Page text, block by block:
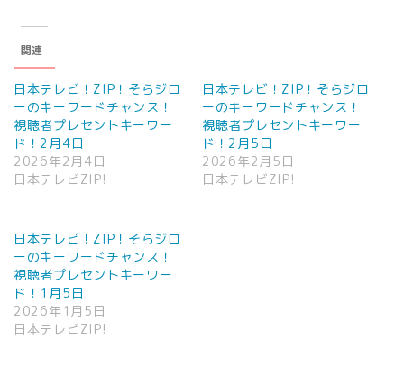
関連
日本テレビ！ZIP！そらジロ
ーのキーワードチャンス！
視聴者プレセントキーワー
ド！2月4日
2026年2月4日
日本テレビZIP!
日本テレビ！ZIP！そらジロ
ーのキーワードチャンス！
視聴者プレセントキーワー
ド！2月5日
2026年2月5日
日本テレビZIP!
日本テレビ！ZIP！そらジロ
ーのキーワードチャンス！
視聴者プレセントキーワー
ド！1月5日
2026年1月5日
日本テレビZIP!